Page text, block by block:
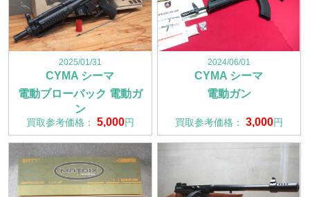
2025/01/31
CYMA シーマ
電動ブローバック 電動ガ
ン
買取参考価格： 5,000円
2024/06/01
CYMA シーマ
電動ガン
買取参考価格： 3,000円